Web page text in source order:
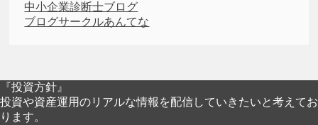
中小企業診断士ブログ
ブログサークルあんてな
『投資方針』
投資や資産運用のリアルな情報を配信していきたいと考えてお
ります。